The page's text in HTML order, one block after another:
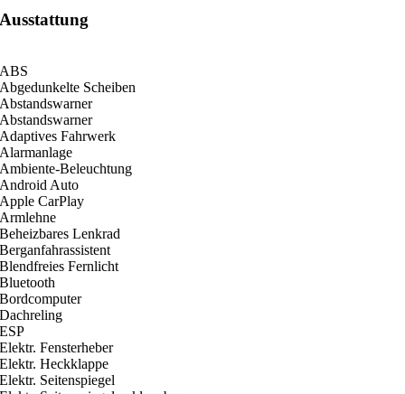
Ausstattung
ABS
Abgedunkelte Scheiben
Abstandswarner
Abstandswarner
Adaptives Fahrwerk
Alarmanlage
Ambiente-Beleuchtung
Android Auto
Apple CarPlay
Armlehne
Beheizbares Lenkrad
Berganfahrassistent
Blendfreies Fernlicht
Bluetooth
Bordcomputer
Dachreling
ESP
Elektr. Fensterheber
Elektr. Heckklappe
Elektr. Seitenspiegel